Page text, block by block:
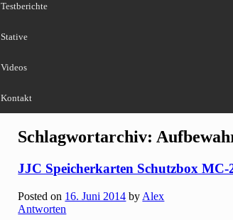
Testberichte
Stative
Videos
Kontakt
Schlagwortarchiv:
JJC Speicherkarten Schutzbox MC-
Posted on 16. Juni 2014 by Alex
Antworten